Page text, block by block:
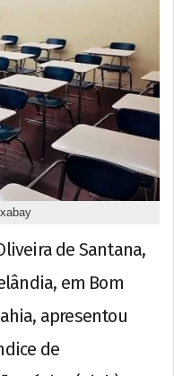
de Santana,
em Bom
apresentou
de